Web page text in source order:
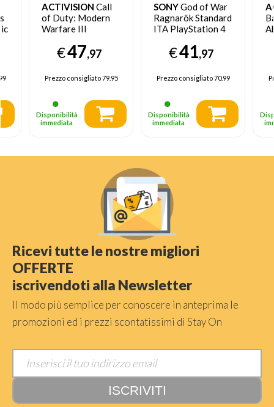
ACTIVISION Call
of Duty: Modern
Warfare III
PlayStation 4
€47,97
Prezzo consigliato79.95
Disponibilità
immediata
SONYGod of War
Ragnarök Standard
ITA PlayStation 4
€41,97
Prezzo consigliato70.99
Disponibilità
immediata
Ricevi tutte le nostre migliori
OFFERTE
iscrivendoti alla Newsletter
Il modo più semplice per conoscere in anteprima le
promozioni ed i prezzi scontatissimi di Stay On